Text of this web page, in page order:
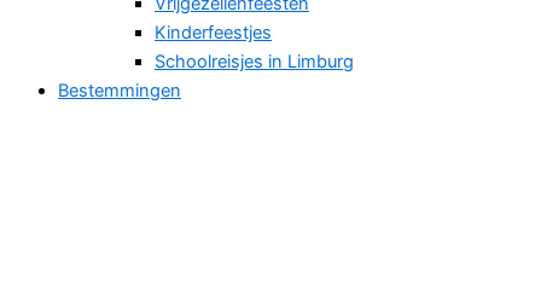
Kinderfeestjes
Schoolreisjes in Limburg
Bestemmingen